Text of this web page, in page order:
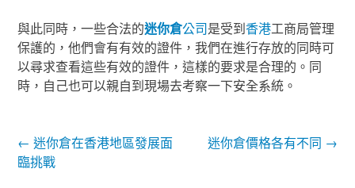
與此同時，一些合法的迷你倉公司 是受到香港工商局管理
保護的，他們會有有效的證件，我們在進行存放的同時可
以尋求查看這些有效的證件，這樣的要求是合理的。同
時，自己也可以親自到現場去考察一下安全系統。
Post navigation
← 迷你倉在香港地區發展面
臨挑戰
迷你倉價格各有不同 →